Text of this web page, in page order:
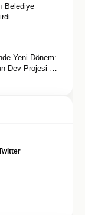
Belediye
Yeni Dönem:
Dev Projesi Ne